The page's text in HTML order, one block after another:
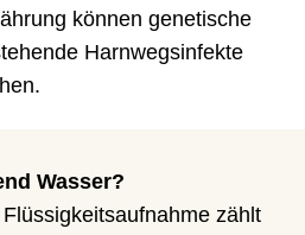
können genetische
Harnwegsinfekte
Wasser?
zählt